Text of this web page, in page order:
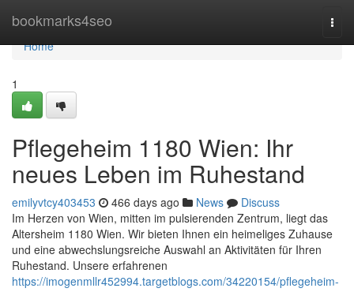
bookmarks4seo
Home
Home
1
Pflegeheim 1180 Wien: Ihr
neues Leben im Ruhestand
emilyvtcy403453 466 days ago News
Discuss
Im Herzen von Wien, mitten im pulsierenden Zentrum, liegt das
Altersheim 1180 Wien. Wir bieten Ihnen ein heimeliges Zuhause
und eine abwechslungsreiche Auswahl an Aktivitäten für Ihren
Ruhestand. Unsere erfahrenen
https://imogenmllr452994.targetblogs.com/34220154/pflegeheim-